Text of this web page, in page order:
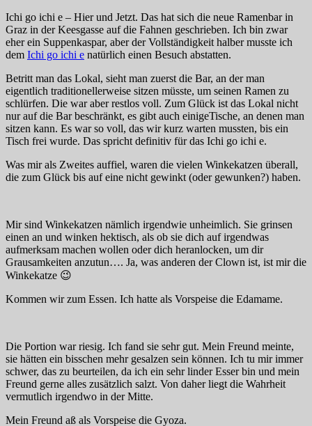
Ichi go ichi e – Hier und Jetzt. Das hat sich die neue Ramenbar in
Graz in der Keesgasse auf die Fahnen geschrieben. Ich bin zwar
eher ein Suppenkaspar, aber der Vollständigkeit halber musste ich
dem Ichi go ichi e natürlich einen Besuch abstatten.
Betritt man das Lokal, sieht man zuerst die Bar, an der man
eigentlich traditionellerweise sitzen müsste, um seinen Ramen zu
schlürfen. Die war aber restlos voll. Zum Glück ist das Lokal nicht
nur auf die Bar beschränkt, es gibt auch einigeTische, an denen man
sitzen kann. Es war so voll, das wir kurz warten mussten, bis ein
Tisch frei wurde. Das spricht definitiv für das Ichi go ichi e.
Was mir als Zweites auffiel, waren die vielen Winkekatzen überall,
die zum Glück bis auf eine nicht gewinkt (oder gewunken?) haben.
Mir sind Winkekatzen nämlich irgendwie unheimlich. Sie grinsen
einen an und winken hektisch, als ob sie dich auf irgendwas
aufmerksam machen wollen oder dich heranlocken, um dir
Grausamkeiten anzutun…. Ja, was anderen der Clown ist, ist mir die
Winkekatze 😉
Kommen wir zum Essen. Ich hatte als Vorspeise die Edamame.
Die Portion war riesig. Ich fand sie sehr gut. Mein Freund meinte,
sie hätten ein bisschen mehr gesalzen sein können. Ich tu mir immer
schwer, das zu beurteilen, da ich ein sehr linder Esser bin und mein
Freund gerne alles zusätzlich salzt. Von daher liegt die Wahrheit
vermutlich irgendwo in der Mitte.
Mein Freund aß als Vorspeise die Gyoza.